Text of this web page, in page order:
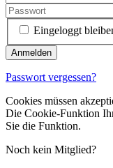
Eingeloggt
Passwort vergessen?
Cookies müssen
Die Cookie-Funktion
Sie die Funktion.
Noch kein Mitglied?